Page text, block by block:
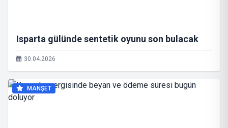
Isparta gülünde sentetik oyunu son bulacak
30.04.2026
MANŞET